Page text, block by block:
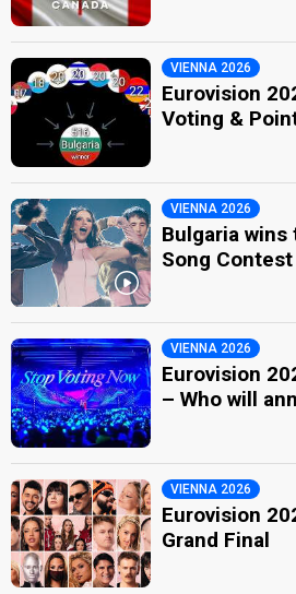
VIENNA 2026
Eurovision
Voting &
VIENNA 2026
Bulgaria wins
Song
VIENNA 2026
Eurovision
– Who will
VIENNA 2026
Eurovision
Grand Final